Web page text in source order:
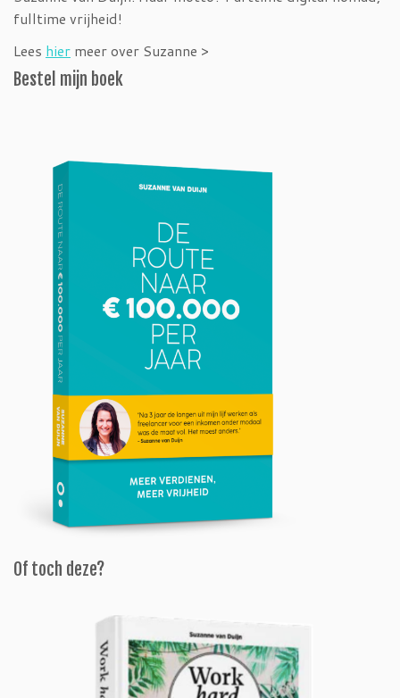
fulltime vrijheid!
Lees hier meer over Suzanne >
Bestel mijn boek
Of toch deze?